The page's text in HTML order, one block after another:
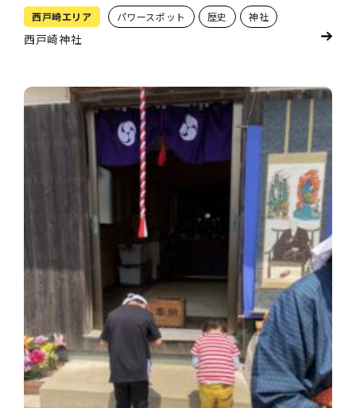
西戸崎エリア パワースポット 歴史 神社
西戸崎神社